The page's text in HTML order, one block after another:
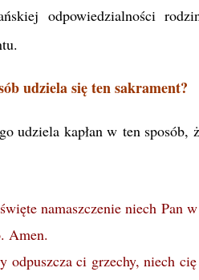
odpowiedzialności
udziela się ten sakrament?
udziela kapłan w ten
namaszczenie niech Pan
Amen.
odpuszcza ci grzechy, niech